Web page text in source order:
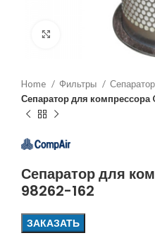
Home Фильтры
Сепаратор для компрессора
Сепаратор для
98262-162
ЗАКАЗАТЬ